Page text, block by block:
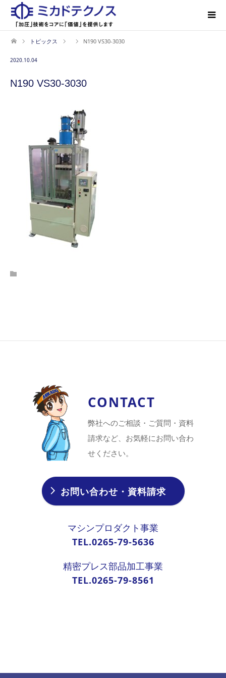
トピックス N190 VS30-3030
2020.10.04
N190 VS30-3030
CONTACT
弊社へのご相談・ご質問・資料
請求など、お気軽にお問い合わ
せください。
お問い合わせ・資料請求
マシンプロダクト事業
TEL.0265-79-5636
精密プレス部品加工事業
TEL.0265-79-8561